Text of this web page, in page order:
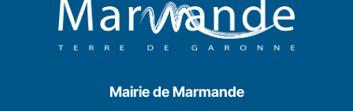
Mairie de Marmande